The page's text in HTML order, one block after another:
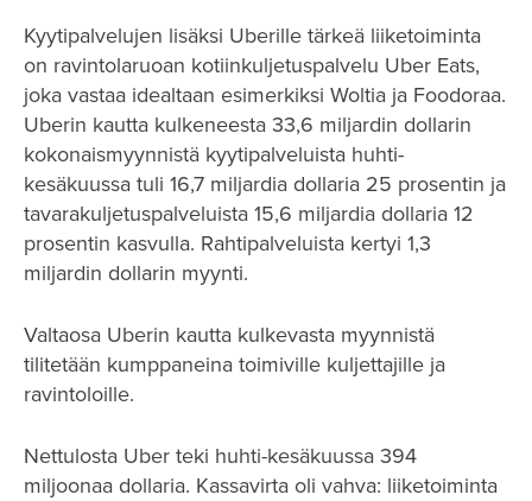
Kyytipalvelujen lisäksi Uberille tärkeä liiketoiminta
on ravintolaruoan kotiinkuljetuspalvelu Uber Eats,
joka vastaa idealtaan esimerkiksi Woltia ja Foodoraa.
Uberin kautta kulkeneesta 33,6 miljardin dollarin
kokonaismyynnistä kyytipalveluista huhti-
kesäkuussa tuli 16,7 miljardia dollaria 25 prosentin ja
tavarakuljetuspalveluista 15,6 miljardia dollaria 12
prosentin kasvulla. Rahtipalveluista kertyi 1,3
miljardin dollarin myynti.
Valtaosa Uberin kautta kulkevasta myynnistä
tilitetään kumppaneina toimiville kuljettajille ja
ravintoloille.
Nettulosta Uber teki huhti-kesäkuussa 394
miljoonaa dollaria. Kassavirta oli vahva: liiketoiminta